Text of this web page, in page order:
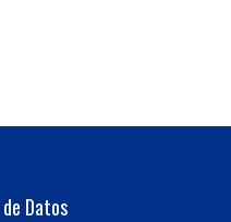
Datos